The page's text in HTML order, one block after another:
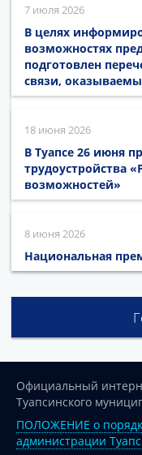
7 июля 2026
В целях
возможностях
подготовлен
связи,
18 июня 2026
В Туапсе 26 июня
трудоустройства
возможностей»
8 июня 2026
Национальная
Официальный
Туапсинского
ПОЛОЖЕНИЕ о
администрации